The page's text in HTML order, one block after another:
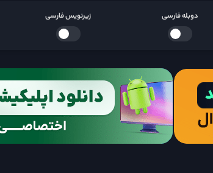
دوبله فارسی زیرنویس فارسی